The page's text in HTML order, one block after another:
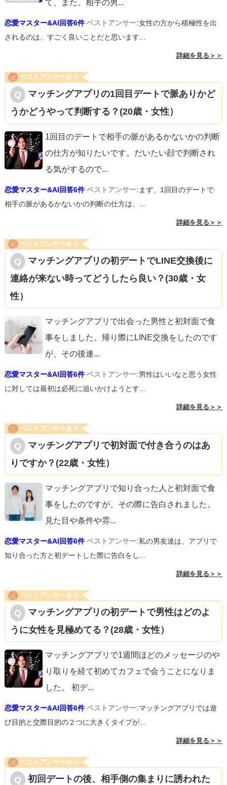
て、また、相手の男...
恋愛マスター&AI回答6件 ベストアンサー:女性の方から積極性を出
されるのは、すごく良いことだと思います...
詳細を見る＞＞
ベストアンサーあり
マッチングアプリの1回目デートで脈ありかど
うかどうやって判断する？(20歳・女性）
1回目のデートで相手の脈があるかないかの判断
の仕方が知りたいです。だいたい顔で判断され
る気がするので...
恋愛マスター&AI回答6件 ベストアンサー:まず、1回目のデートで
相手の脈があるかないかの判断の仕方は、...
詳細を見る＞＞
ベストアンサーあり
マッチングアプリの初デートでLINE交換後に
連絡が来ない時ってどうしたら良い？(30歳・女
性）
マッチングアプリで出会った男性と初対面で食
事をしました。帰り際にLINE交換をしたのです
が、その後連...
恋愛マスター&AI回答6件 ベストアンサー:男性はいいなと思う女性
に対しては最初は必死に追いかけようとす...
詳細を見る＞＞
ベストアンサーあり
マッチングアプリで初対面で付き合うのはあ
りですか？(22歳・女性）
マッチングアプリで知り合った人と初対面で食
事をしたのですが、その際に告白されました。
見た目や条件や雰...
恋愛マスター&AI回答6件 ベストアンサー:私の男友達は、アプリで
知り合った方と初デートした際に告白をし...
詳細を見る＞＞
ベストアンサーあり
マッチングアプリの初デートで男性はどのよ
うに女性を見極めてる？(28歳・女性）
マッチングアプリで1週間ほどのメッセージのや
り取りを経て初めてカフェで会うことになりま
した。 初デ...
恋愛マスター&AI回答6件 ベストアンサー:マッチングアプリでは遊
び目的と交際目的の２つに大きくタイプが...
詳細を見る＞＞
ベストアンサーあり
初回デートの後、相手側の集まりに誘われた